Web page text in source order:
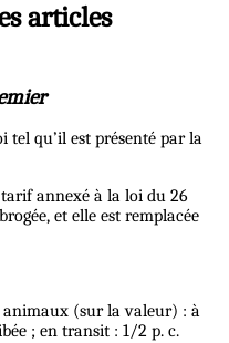
articles
tel qu’il est présenté par la
annexé à la loi du 26
et elle est remplacée
animaux (sur la valeur) : à
; en transit : 1/2 p. c.